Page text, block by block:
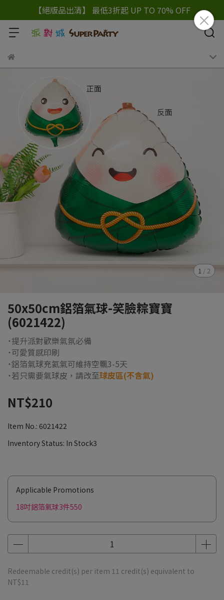
【絕版品出清】 最低3折起 UP TO 70% OFF
1 / 2
50x50cm鋁箔氣球-笑臉粽寶寶
(6021422)
˙提升派對歡樂氣氛必備
˙可愛質感印刷
˙鋁箔氣球充氦氣可維持空飄3-5天
˙若只需要氣球皮，請改至球皮區(不含氣)
NT$210
Item No.: 6021422
Inventory Status: In Stock3
Applicable Promotions
18吋鋁箔氣球3件550
Redeemable credit(s) per item 11 credit(s) equivalent to
NT$11